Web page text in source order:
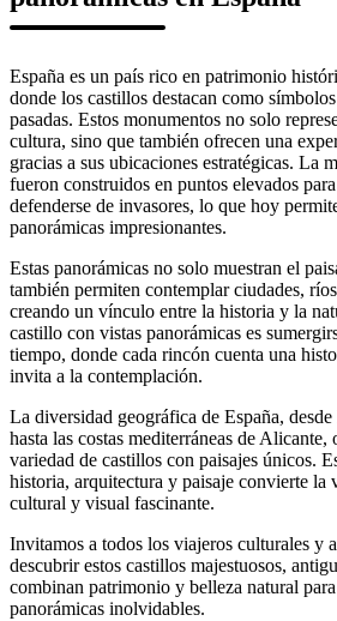
España es un país rico en patrimonio
donde los castillos destacan como
pasadas. Estos monumentos no solo
cultura, sino que también ofrecen una
gracias a sus ubicaciones estratégicas. La
fueron construidos en puntos elevados
defenderse de invasores, lo que hoy
panorámicas impresionantes.
Estas panorámicas no solo muestran el
también permiten contemplar ciudades,
creando un vínculo entre la historia y la
castillo con vistas panorámicas es
tiempo, donde cada rincón cuenta una
invita a la contemplación.
La diversidad geográfica de España,
hasta las costas mediterráneas de Alicante,
variedad de castillos con paisajes únicos.
historia, arquitectura y paisaje convierte la
cultural y visual fascinante.
Invitamos a todos los viajeros culturales y
descubrir estos castillos majestuosos,
combinan patrimonio y belleza natural
panorámicas inolvidables.